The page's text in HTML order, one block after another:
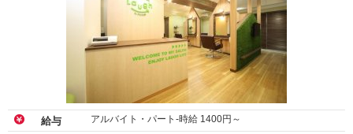
給与 アルバイト・パート-時給 1400円～